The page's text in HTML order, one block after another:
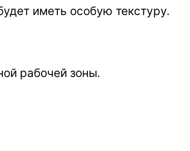
иметь особую текстуру.
рабочей зоны.